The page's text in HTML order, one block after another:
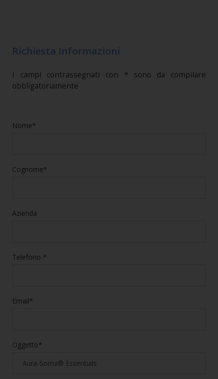
Richiesta Informazioni
I campi contrassegnati con * sono da compilare
obbligatoriamente
Nome*
Cognome*
Azienda
Telefono *
Email*
Oggetto*